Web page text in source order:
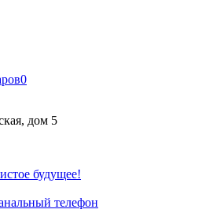
0
дом 5
телефон